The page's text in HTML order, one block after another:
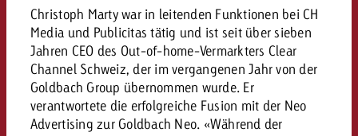
Kontaktiere uns
Du kennst die Eckpunkte
Kampagne und willst wissen,
kostet.
Zum Beitrag
Möchtest du mehr zu TV-
erfahren und brauchst
Kontaktiere uns
Du kennst die Eckpunkte
Kampagne und willst wissen,
kostet.
Kontaktiere uns
Du kennst die Eckpunkte
Kampagne und willst wissen,
kostet.
Zum Beitrag
Kontakt
Christoph Marty war in leitenden Funktionen bei CH
Media und Publicitas tätig und ist seit über sieben
Jahren CEO des Out-of-home-Vermarkters Clear
Channel Schweiz, der im vergangenen Jahr von der
Goldbach Group übernommen wurde. Er
verantwortete die erfolgreiche Fusion mit der Neo
Advertising zur Goldbach Neo. «Während der